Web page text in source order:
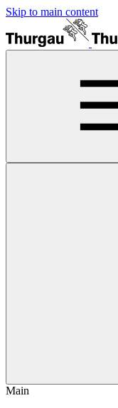
Skip to main content
Main